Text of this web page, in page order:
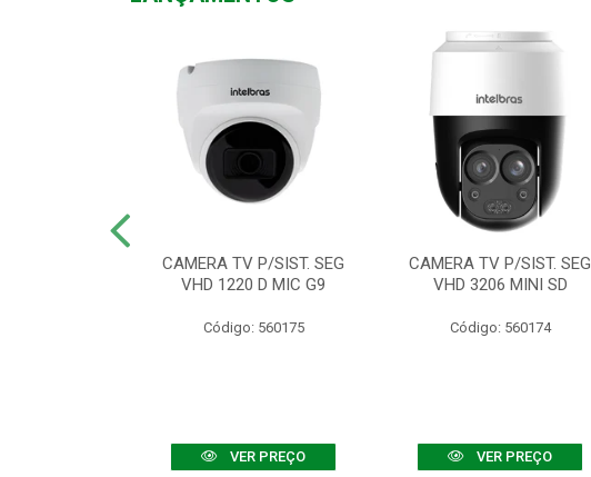
CAMERA TV P/SIST. SEG
VHD 1220 D MIC G9
Código: 560175
VER PREÇO
CAMERA TV P/SIST. SEG
VHD 3206 MINI SD
Código: 560174
VER PREÇO